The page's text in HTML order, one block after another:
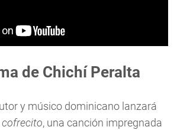
de Chichí Peralta
y músico dominicano lanzará
cofrecito, una canción impregnada